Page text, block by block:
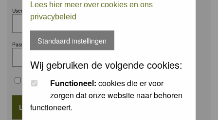
Lees hier meer over cookies en ons
privacybeleid
Standaard instellingen
Wij gebruiken de volgende cookies:
Functioneel: cookies die er voor
zorgen dat onze website naar behoren
functioneert.
Username:
Password:
Remember me